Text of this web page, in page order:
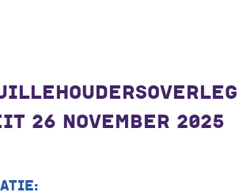
26 NOVEMBER 2025